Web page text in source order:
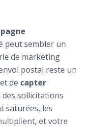
peut sembler un
de marketing
postal reste un
de capter
des sollicitations
saturées, les
et votre